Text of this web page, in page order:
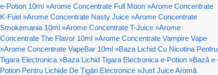
e-Potion 10ml »Arome Concentrate Full Moon »Arome Concentrate
K-Fuel »Arome Concentrate Nasty Juice »Arome Concentrate
Smokemania 10ml »Arome Concentrate T-Juice »Arome
Concentrate The Flavor 10ml »Arome Concentrate Vampire Vape
»Arome Concentrate VapeBar 10ml »Baza Lichid Cu Nicotina Pentru
Tigara Electronica »Baza Lichid Tigara Electronica e-Potion »Bază e-
Potion Pentru Lichide De Țigări Electronice »Just Juice Aromă